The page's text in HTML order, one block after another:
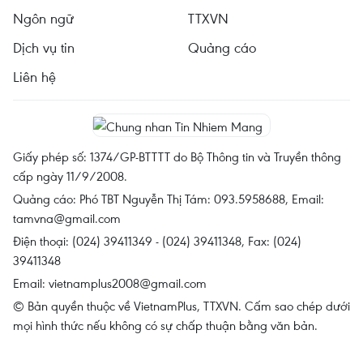
Ngôn ngữ
TTXVN
Dịch vụ tin
Quảng cáo
Liên hệ
Giấy phép số: 1374/GP-BTTTT do Bộ Thông tin và Truyền thông
cấp ngày 11/9/2008.
Quảng cáo: Phó TBT Nguyễn Thị Tám: 093.5958688, Email:
tamvna@gmail.com
Điện thoại: (024) 39411349 - (024) 39411348, Fax: (024)
39411348
Email: vietnamplus2008@gmail.com
© Bản quyền thuộc về VietnamPlus, TTXVN. Cấm sao chép dưới
mọi hình thức nếu không có sự chấp thuận bằng văn bản.